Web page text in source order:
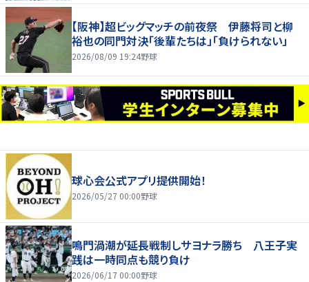
【阪神】超ビッグマッチの前夜祭 伊藤将司と柳
裕也の同門対決「後輩たちは」「負けられない」
2026/08/09 19:24野球
球心会公式アプリ提供開始！
2026/05/27 00:00野球
鳴門渦潮が延長戦制しサヨナラ勝ち 八王子実
践は一時同点も競り負け
2026/06/17 00:00野球